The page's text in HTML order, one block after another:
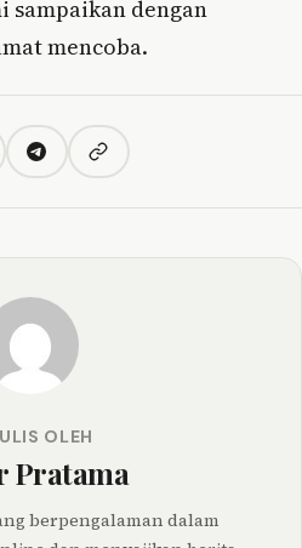
sampaikan dengan
mencoba.
TelegramCopy link
OLEH
Pratama
berpengalaman dalam